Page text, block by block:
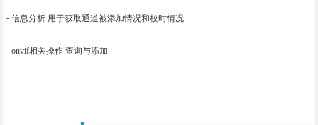
- 信息分析 用于获取通道被添加情况和校时情况
- onvif相关操作 查询与添加